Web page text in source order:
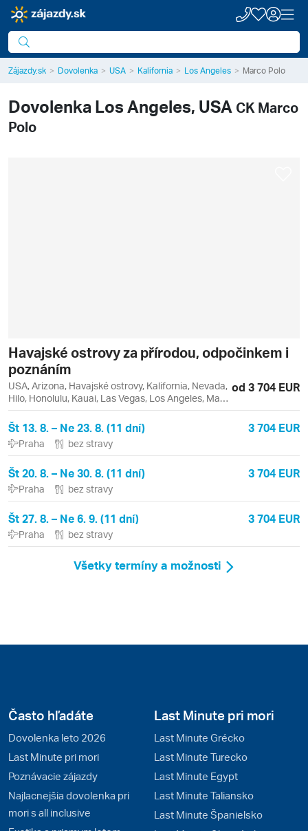
Zájazdy.sk Dovolenka USA Kalifornia Los Angeles Marco Polo
Dovolenka Los Angeles, USA CK Marco
Polo
Havajské ostrovy za přírodou, odpočinkem i
poznáním
USA, Arizona, Havajské ostrovy, Kalifornia, Nevada,
Hilo, Honolulu, Kauai, Las Vegas, Los Angeles, Maui,
Oahu
od 3 704 EUR
Št 13. 8. – Ne 23. 8. (11 dní) 3 704 EUR
Praha bez stravy
Št 20. 8. – Ne 30. 8. (11 dní) 3 704 EUR
Praha bez stravy
Št 27. 8. – Ne 6. 9. (11 dní) 3 704 EUR
Praha bez stravy
Všetky termíny a možnosti
Často hľadáte
Dovolenka leto 2026
Last Minute pri mori
Poznávacie zájazdy
Najlacnejšia dovolenka pri
mori s all inclusive
Last Minute pri mori
Last Minute Grécko
Last Minute Turecko
Last Minute Egypt
Last Minute Taliansko
Last Minute Španielsko